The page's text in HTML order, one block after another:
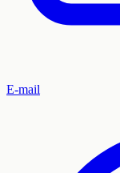
E-mail